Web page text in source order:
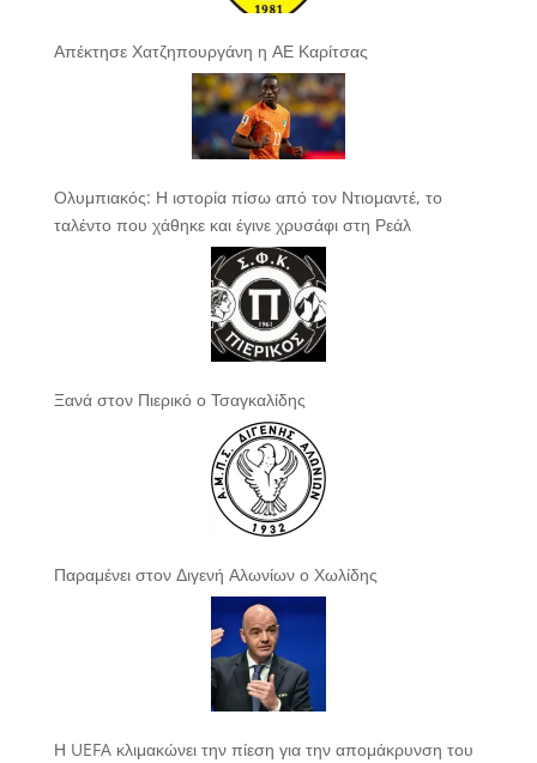
Απέκτησε Χατζηπουργάνη η ΑΕ Καρίτσας
Ολυμπιακός: Η ιστορία πίσω από τον Ντιομαντέ, το
ταλέντο που χάθηκε και έγινε χρυσάφι στη Ρεάλ
Ξανά στον Πιερικό ο Τσαγκαλίδης
Παραμένει στον Διγενή Αλωνίων ο Χωλίδης
Η UEFA κλιμακώνει την πίεση για την απομάκρυνση του